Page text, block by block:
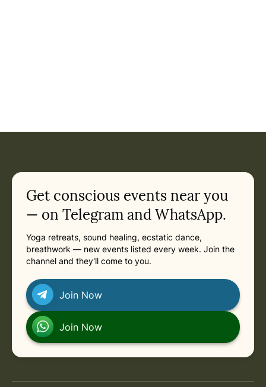
Get conscious events near you
— on Telegram and WhatsApp.
Yoga retreats, sound healing, ecstatic dance,
breathwork — new events listed every week. Join the
channel and they'll come to you.
Join Now
Join Now